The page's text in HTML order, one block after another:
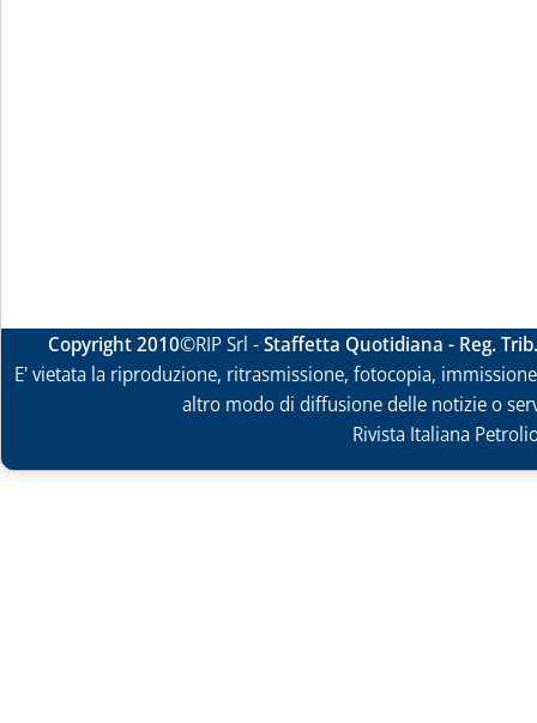
Copyright 2010©RIP Srl -Staffetta Quotidiana - Reg.
E' vietata la riproduzione, ritrasmissione, fotocopia,
altro modo di diffusione delle notizie o
Rivista Italiana